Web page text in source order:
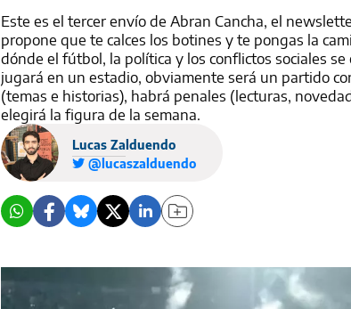
Este es el tercer envío de Abran Cancha, el
propone que te calces los botines y te pongas la
dónde el fútbol, la política y los conflictos sociales
jugará en un estadio, obviamente será un partido
(temas e historias), habrá penales (lecturas,
elegirá la figura de la semana.
Lucas Zalduendo
@lucaszalduendo